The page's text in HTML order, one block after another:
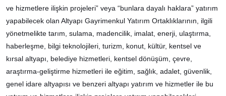
ve hizmetlere ilişkin projeleri” veya “bunlara dayalı haklara” yatırım
yapabilecek olan Altyapı Gayrimenkul Yatırım Ortaklıklarının, ilgili
yönetmelikte tarım, sulama, madencilik, imalat, enerji, ulaştırma,
haberleşme, bilgi teknolojileri, turizm, konut, kültür, kentsel ve
kırsal altyapı, belediye hizmetleri, kentsel dönüşüm, çevre,
araştırma-geliştirme hizmetleri ile eğitim, sağlık, adalet, güvenlik,
genel idare altyapısı ve benzeri altyapı yatırım ve hizmetler ile bu